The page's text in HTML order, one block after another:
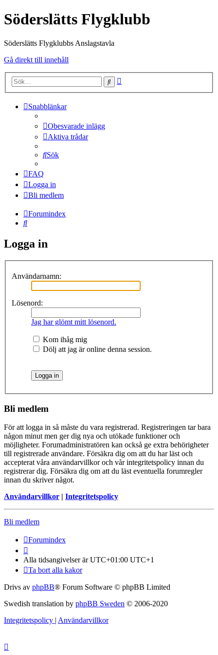
Söderslätts Flygklubb
Söderslätts Flygklubbs Anslagstavla
Gå direkt till innehåll
Sök
Snabblänkar
Obesvarade inlägg
Aktiva trådar
Sök
FAQ
Logga in
Bli medlem
Forumindex
Sök
Logga in
Användarnamn:
Lösenord:
Jag har glömt mitt lösenord.
Kom ihåg mig
Dölj att jag är online denna session.
Bli medlem
För att logga in så måste du vara registrerad. Registreringen tar bara
någon minut men ger dig nya och utökade funktioner och
möjligheter. Forumadministratören kan också ge extra behörigheter
till registrerade användare. Försäkra dig om att du har läst och
accepterat våra användarvillkor och vår integritetspolicy innan du
registrerar dig. Försäkra dig om att du läst eventuella forumregler
innan du skriver något.
Användarvillkor | Integritetspolicy
Bli medlem
Forumindex
Alla tidsangivelser är UTC+01:00 UTC+1
Ta bort alla kakor
Drivs av phpBB® Forum Software © phpBB Limited
Swedish translation by phpBB Sweden © 2006-2020
Integritetspolicy | Användarvillkor